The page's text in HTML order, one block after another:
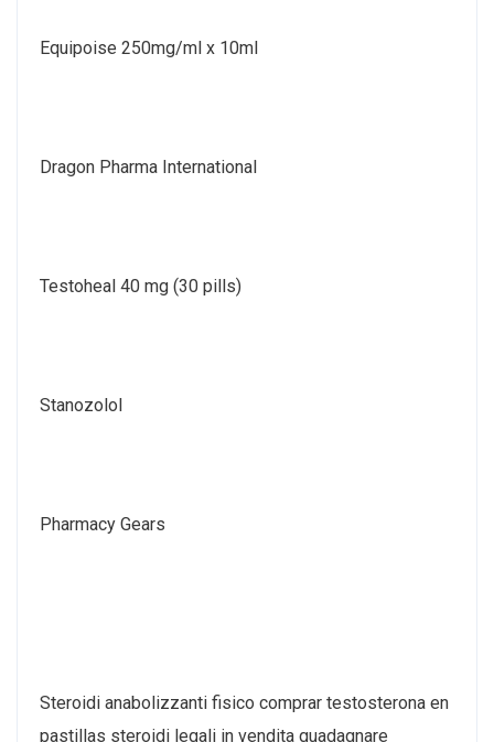
Equipoise 250mg/ml x 10ml
Dragon Pharma International
Testoheal 40 mg (30 pills)
Stanozolol
Pharmacy Gears
Steroidi anabolizzanti fisico comprar testosterona en
pastillas steroidi legali in vendita guadagnare